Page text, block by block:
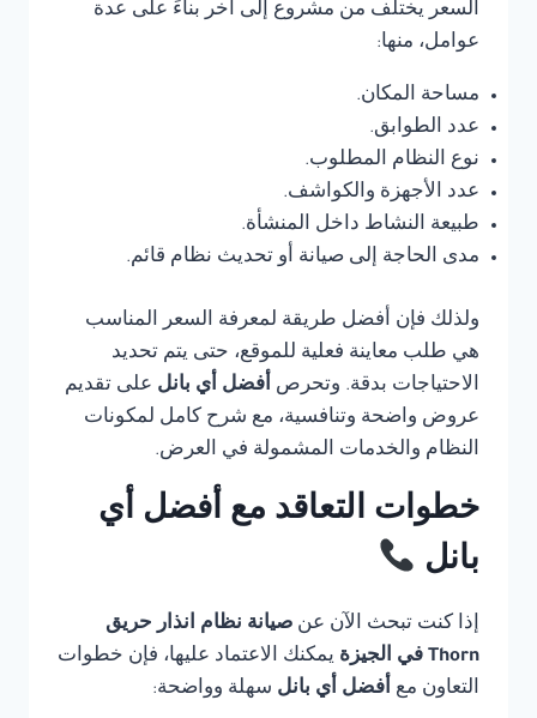
السعر يختلف من مشروع إلى آخر بناءً على عدة
عوامل، منها:
مساحة المكان.
عدد الطوابق.
نوع النظام المطلوب.
عدد الأجهزة والكواشف.
طبيعة النشاط داخل المنشأة.
مدى الحاجة إلى صيانة أو تحديث نظام قائم.
ولذلك فإن أفضل طريقة لمعرفة السعر المناسب
هي طلب معاينة فعلية للموقع، حتى يتم تحديد
الاحتياجات بدقة. وتحرص أفضل أي بانل على تقديم
عروض واضحة وتنافسية، مع شرح كامل لمكونات
النظام والخدمات المشمولة في العرض.
خطوات التعاقد مع أفضل أي
بانل
إذا كنت تبحث الآن عن صيانة نظام انذار حريق
Thorn في الجيزة
يمكنك الاعتماد عليها، فإن خطوات
التعاون مع أفضل أي بانل سهلة وواضحة: